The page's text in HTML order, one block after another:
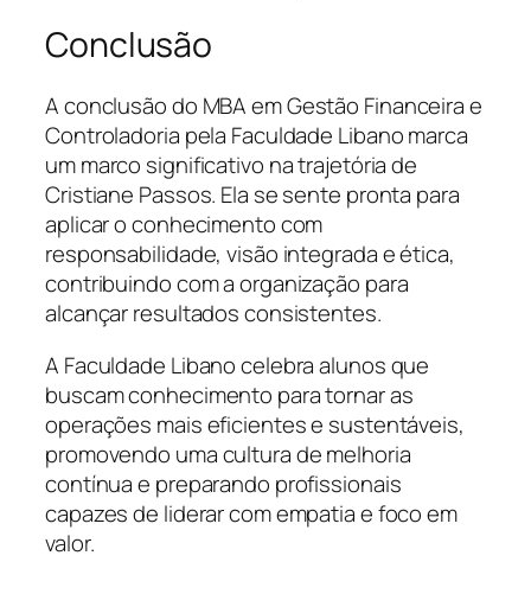
Conclusão
A conclusão do MBA em Gestão Financeira e
Controladoria pela Faculdade Libano marca
um marco significativo na trajetória de
Cristiane Passos. Ela se sente pronta para
aplicar o conhecimento com
responsabilidade, visão integrada e ética,
contribuindo com a organização para
alcançar resultados consistentes.
A Faculdade Libano celebra alunos que
buscam conhecimento para tornar as
operações mais eficientes e sustentáveis,
promovendo uma cultura de melhoria
contínua e preparando profissionais
capazes de liderar com empatia e foco em
valor.